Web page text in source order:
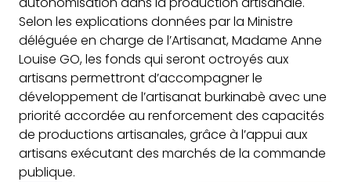
Selon les explications données par la Ministre
déléguée en charge de l’Artisanat, Madame Anne
Louise GO, les fonds qui seront octroyés aux
artisans permettront d’accompagner le
développement de l’artisanat burkinabè avec une
priorité accordée au renforcement des capacités
de productions artisanales, grâce à l’appui aux
artisans exécutant des marchés de la commande
publique.